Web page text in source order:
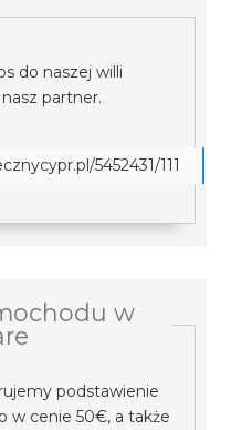
do naszej willi
partner.
5452431/111
w
podstawienie
w cenie 50€, a także